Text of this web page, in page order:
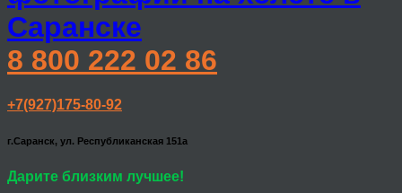
Саранске
8 800 222 02 86
+7(927)175-80-92
г.Саранск, ул. Республиканская 151а
Дарите близким лучшее!